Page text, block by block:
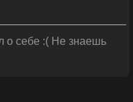
о себе :( Не знаешь